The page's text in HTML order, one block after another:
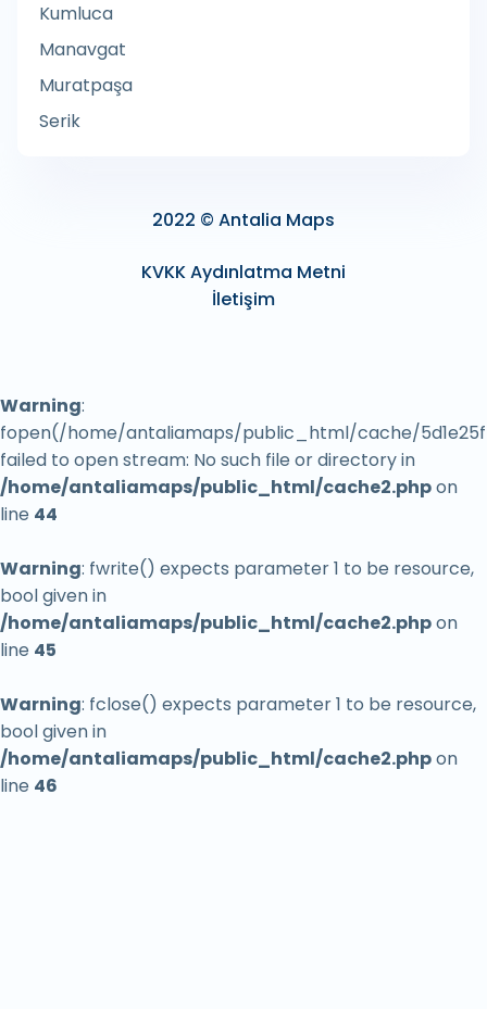
Agenzia Entrate
Ağız ve Diş Radyolojisi
Agricultural cooperative
Ahır ve Hara
Ahşap Çerçeve Tedarikçisi
Ahşap Kulübeler
Ahşap Zemin Döşeme Hizmeti
Aikido Okulu
Aile Danışmanı
Aile Hekimi
Aile Planlama Merkezi
Aile restoranı
Aile Yanında Konaklama
Kumluca
Manavgat
Muratpaşa
Serik
2022 © Antalia Maps
KVKK Aydınlatma Metni
İletişim
Warning:
fopen(/home/antaliamaps/public_html/cache/
failed to open stream: No such file or directory in
/home/antaliamaps/public_html/cache2.phpon
line 44
Warning: fwrite() expects parameter 1 to be resource,
bool given in
/home/antaliamaps/public_html/cache2.phpon
line 45
Warning: fclose() expects parameter 1 to be resource,
bool given in
/home/antaliamaps/public_html/cache2.phpon
line 46